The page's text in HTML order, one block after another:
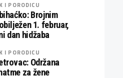
I PORODICU
Brojnim
1. februar,
dan hidžaba
I PORODICU
Održana
za žene